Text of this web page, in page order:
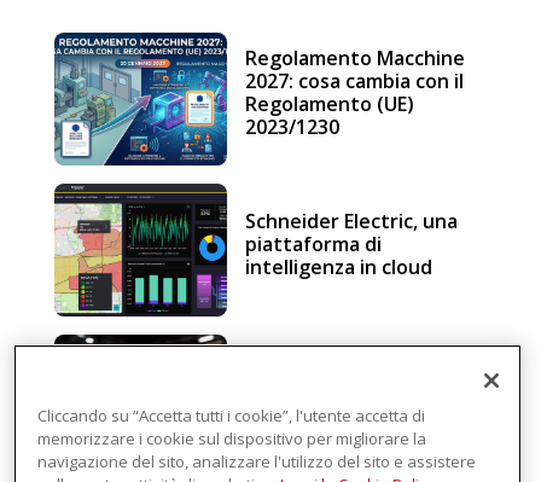
Regolamento Macchine
2027: cosa cambia con il
Regolamento (UE)
2023/1230
Schneider Electric, una
piattaforma di
intelligenza in cloud
Regolamento macchine
Cliccando su “Accetta tutti i cookie”, l'utente accetta di
memorizzare i cookie sul dispositivo per migliorare la
navigazione del sito, analizzare l'utilizzo del sito e assistere